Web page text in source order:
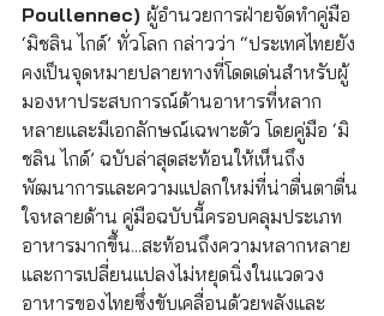
Poullennec) ผู้อำนวยการฝ่ายจัดทำคู่มือ
‘มิชลิน ไกด์’ ทั่วโลก กล่าวว่า “ประเทศไทยยัง
คงเป็นจุดหมายปลายทางที่โดดเด่นสำหรับผู้
มองหาประสบการณ์ด้านอาหารที่หลาก
หลายและมีเอกลักษณ์เฉพาะตัว โดยคู่มือ ‘มิ
ชลิน ไกด์’ ฉบับล่าสุดสะท้อนให้เห็นถึง
พัฒนาการและความแปลกใหม่ที่น่าตื่นตาตื่น
ใจหลายด้าน คู่มือฉบับนี้ครอบคลุมประเภท
อาหารมากขึ้น...สะท้อนถึงความหลากหลาย
และการเปลี่ยนแปลงไม่หยุดนิ่งในแวดวง
อาหารของไทยซึ่งขับเคลื่อนด้วยพลังและ